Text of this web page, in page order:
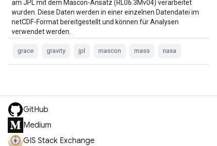
am JPL mit dem Mascon-Ansatz (RL06.3Mv04) verarbeitet
wurden. Diese Daten werden in einer einzelnen Datendatei im
netCDF-Format bereitgestellt und können für Analysen
verwendet werden.
grace gravity jpl mascon mass nasa
GitHub
Medium
GIS Stack Exchange